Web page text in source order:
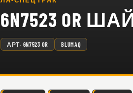
6N7523 OR
АРТ. 6N7523 OR BLUMAQ